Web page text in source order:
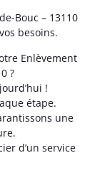
Bouc – 13110
besoins.
Enlèvement
?
!
étape.
une
d’un service